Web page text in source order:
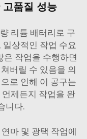
품질 성능
리튬 배터리로 구
상적인 작업 수요
은 작업을 수행하면
버릴 수 있음을 의
로 인해 이 공구는
제든지 작업을 완
니다.
마 및 광택 작업에